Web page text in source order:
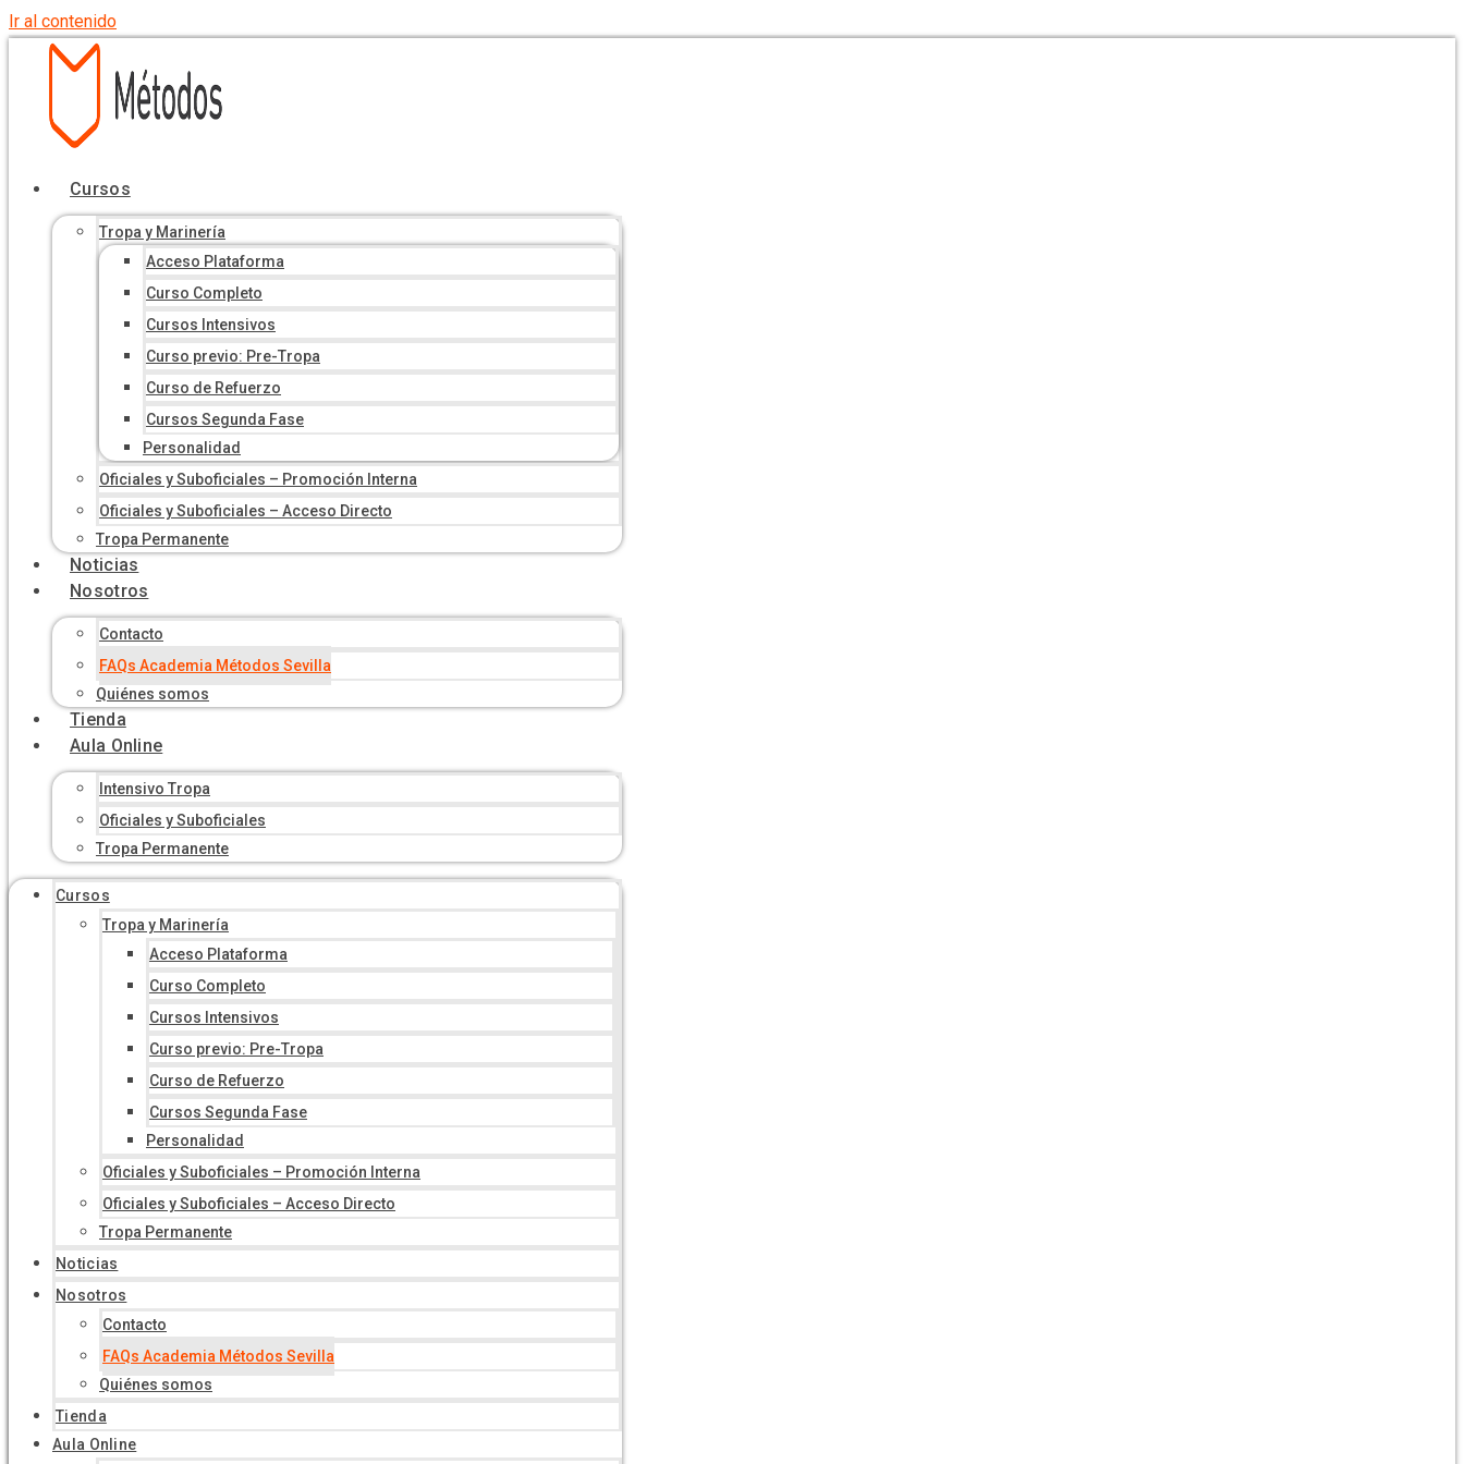
Ir al contenido
Cursos
Tropa y Marinería
Acceso Plataforma
Curso Completo
Cursos Intensivos
Curso previo: Pre-Tropa
Curso de Refuerzo
Cursos Segunda Fase
Personalidad
Oficiales y Suboficiales – Promoción Interna
Oficiales y Suboficiales – Acceso Directo
Tropa Permanente
Noticias
Nosotros
Contacto
FAQs Academia Métodos Sevilla
Quiénes somos
Tienda
Aula Online
Intensivo Tropa
Oficiales y Suboficiales
Tropa Permanente
Cursos
Tropa y Marinería
Acceso Plataforma
Curso Completo
Cursos Intensivos
Curso previo: Pre-Tropa
Curso de Refuerzo
Cursos Segunda Fase
Personalidad
Oficiales y Suboficiales – Promoción Interna
Oficiales y Suboficiales – Acceso Directo
Tropa Permanente
Noticias
Nosotros
Contacto
FAQs Academia Métodos Sevilla
Quiénes somos
Tienda
Aula Online